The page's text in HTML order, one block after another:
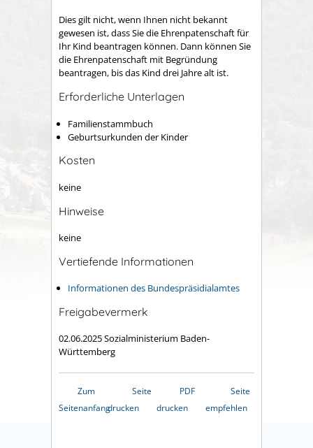
Dies gilt nicht, wenn Ihnen nicht bekannt
gewesen ist, dass Sie die Ehrenpatenschaft für
Ihr Kind beantragen können. Dann können Sie
die Ehrenpatenschaft mit Begründung
beantragen, bis das Kind drei Jahre alt ist.
Erforderliche Unterlagen
Familienstammbuch
Geburtsurkunden der Kinder
Kosten
keine
Hinweise
keine
Vertiefende Informationen
Informationen des Bundespräsidialamtes
Freigabevermerk
02.06.2025 Sozialministerium Baden-
Württemberg
Zum
Seitenanfang
Seite
drucken
PDF
drucken
Seite
empfehlen